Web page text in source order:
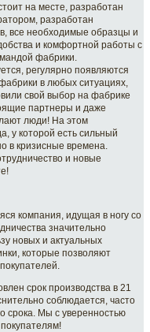
на месте, разработан
разработан
все необходимые образцы и
и комфортной работы с
фабрики.
регулярно появляются
в любых ситуациях,
свой выбор на фабрике
партнеры и даже
люди! На этом
у которой есть сильный
в кризисные времена.
и новые
компания, идущая в ногу со
значительно
новых и актуальных
которые позволяют
срок производства в 21
соблюдается, часто
срока. Мы с уверенностью